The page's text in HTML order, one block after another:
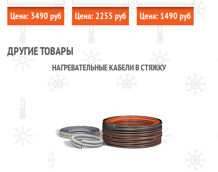
Цена: 3490 руб Цена: 2255 руб Цена: 1490 руб
ДРУГИЕ ТОВАРЫ
НАГРЕВАТЕЛЬНЫЕ КАБЕЛИ В СТЯЖКУ